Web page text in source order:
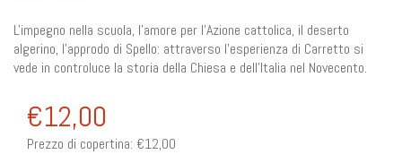
L'impegno nella scuola, l'amore per l'Azione cattolica, il deserto
algerino, l'approdo di Spello: attraverso l'esperienza di Carretto si
vede in controluce la storia della Chiesa e dell'Italia nel Novecento.
€12,00
Prezzo di copertina: €12,00